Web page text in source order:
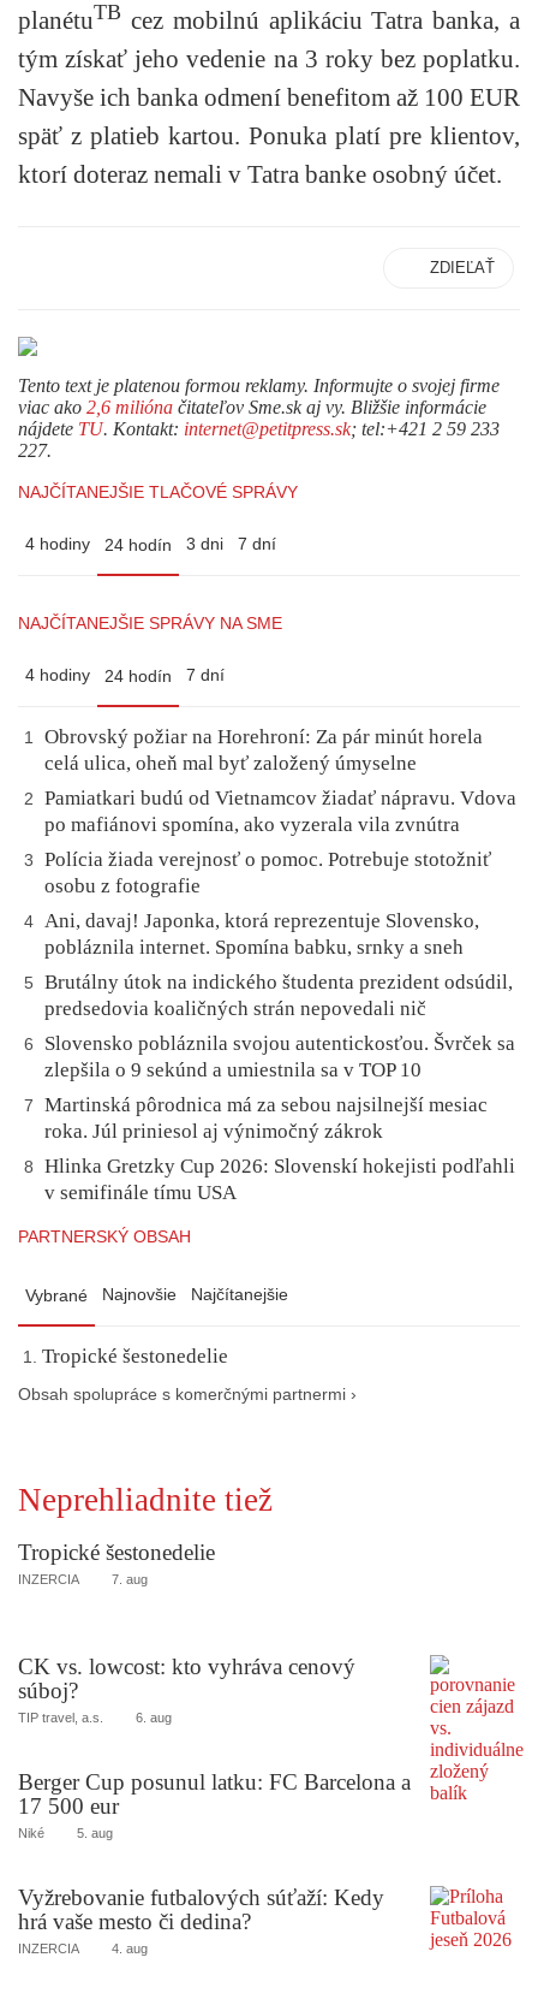
planétuTB cez mobilnú aplikáciu Tatra banka, a
tým získať jeho vedenie na 3 roky bez poplatku.
Navyše ich banka odmení benefitom až 100 EUR
späť z platieb kartou. Ponuka platí pre klientov,
ktorí doteraz nemali v Tatra banke osobný účet.
ZDIEĽAŤ
Tento text je platenou formou reklamy. Informujte o svojej firme
viac ako 2,6 milióna čitateľov Sme.sk aj vy. Bližšie informácie
nájdete TU. Kontakt: internet@petitpress.sk; tel:+421 2 59 233
227.
NAJČÍTANEJŠIE TLAČOVÉ SPRÁVY
4 hodiny 24 hodín 3 dni 7 dní
NAJČÍTANEJŠIE SPRÁVY NA SME
4 hodiny 24 hodín 7 dní
1
Obrovský požiar na Horehroní: Za pár minút horela
celá ulica, oheň mal byť založený úmyselne
2
Pamiatkari budú od Vietnamcov žiadať nápravu. Vdova
po mafiánovi spomína, ako vyzerala vila zvnútra
3
Polícia žiada verejnosť o pomoc. Potrebuje stotožniť
osobu z fotografie
4
Ani, davaj! Japonka, ktorá reprezentuje Slovensko,
pobláznila internet. Spomína babku, srnky a sneh
5
Brutálny útok na indického študenta prezident odsúdil,
predsedovia koaličných strán nepovedali nič
6
Slovensko pobláznila svojou autentickosťou. Švrček sa
zlepšila o 9 sekúnd a umiestnila sa v TOP 10
7
Martinská pôrodnica má za sebou najsilnejší mesiac
roka. Júl priniesol aj výnimočný zákrok
8
Hlinka Gretzky Cup 2026: Slovenskí hokejisti podľahli
v semifinále tímu USA
PARTNERSKÝ OBSAH
Vybrané Najnovšie Najčítanejšie
Tropické šestonedelie
Obsah spolupráce s komerčnými partnermi ›
Neprehliadnite tiež
Tropické šestonedelie
INZERCIA 7. aug
CK vs. lowcost: kto vyhráva cenový
súboj?
TIP travel, a.s. 6. aug
Berger Cup posunul latku: FC Barcelona a
17 500 eur
Niké 5. aug
Vyžrebovanie futbalových súťaží: Kedy
hrá vaše mesto či dedina?
INZERCIA 4. aug